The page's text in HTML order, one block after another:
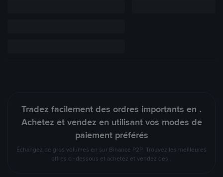
Tradez facilement des ordres importants en .
Achetez et vendez en utilisant vos modes de
paiement préférés
Échangez de gros volumes en sur Binance P2P. Trouvez les meilleures
offres ci-dessous et achetez et vendez des .